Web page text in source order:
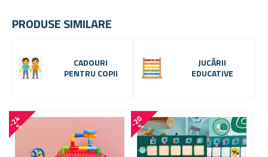
PRODUSE SIMILARE
CADOURI
PENTRU COPII
JUCĂRII
EDUCATIVE
-
2
4
% -
2
0
%